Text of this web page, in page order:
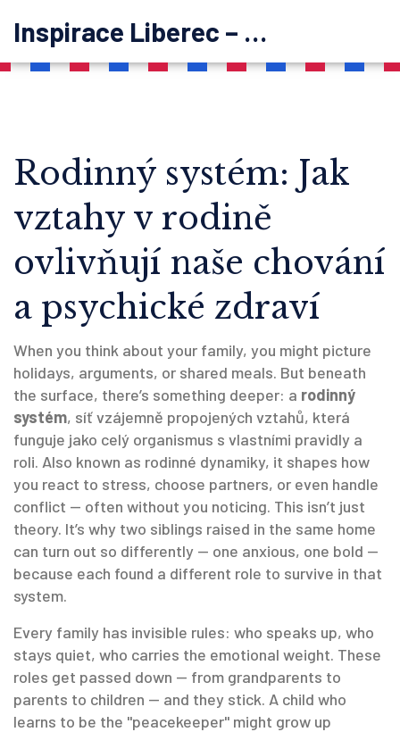
Inspirace Liberec – psychoterapie
Rodinný systém: Jak
vztahy v rodině
ovlivňují naše chování
a psychické zdraví
When you think about your family, you might picture
holidays, arguments, or shared meals. But beneath
the surface, there’s something deeper: a rodinný
systém, síť vzájemně propojených vztahů, která
funguje jako celý organismus s vlastními pravidly a
roli. Also known as rodinné dynamiky, it shapes how
you react to stress, choose partners, or even handle
conflict — often without you noticing. This isn’t just
theory. It’s why two siblings raised in the same home
can turn out so differently — one anxious, one bold —
because each found a different role to survive in that
system.
Every family has invisible rules: who speaks up, who
stays quiet, who carries the emotional weight. These
roles get passed down — from grandparents to
parents to children — and they stick. A child who
learns to be the "peacekeeper" might grow up